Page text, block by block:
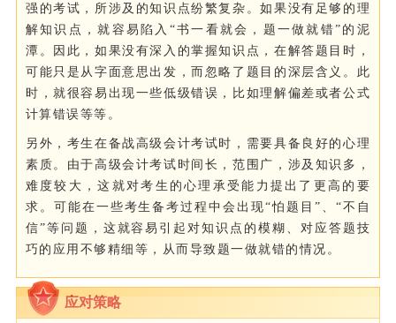
强的考试，所涉及的知识点纷繁复杂。如果没有足够的理
解知识点，就容易陷入“书一看就会，题一做就错”的泥
潭。因此，如果没有深入的掌握知识点，在解答题目时，
可能只是从字面意思出发，而忽略了题目的深层含义。此
时，就很容易出现一些低级错误，比如理解偏差或者公式
计算错误等等。
另外，考生在备战高级会计考试时，需要具备良好的心理
素质。由于高级会计考试时间长，范围广，涉及知识多，
难度较大，这就对考生的心理承受能力提出了更高的要
求。可能在一些考生备考过程中会出现“怕题目”、“不自
信”等问题，这就容易引起对知识点的模糊、对应答题技
巧的应用不够精细等，从而导致题一做就错的情况。
应对策略